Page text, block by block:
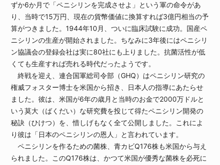
ずか6か月で「ペニシリンを完成させよ」という軍の命令があ
り、当時で15万円、現在の貨幣価値に換算すれば3億円相当の予
算がつきました。1944年10月、ついに臨床試験に成功。国産ペ
ニシリンの生産が開始されました。ちなみに3年後にはペニシリ
ン協議会の登録会社は実に80社にも上りました。抗菌活性が低
くても生産すれば売れる時代だったようです。
終戦を迎え、連合国軍総司令部（GHQ）はペニシリン研究の
権威フォスター博士を米国から招き、日本人の指導にあたらせ
ました。彼は、米国が6年の歳月と当時のお金で2000万ドルと
いう莫大（ばくだい）な研究費を投じて得たペニシリン開発の
秘訣（ひけつ）を、惜しげもなく全て公開しました。これによ
り彼は「日本のペニシリンの恩人」と言われています。
ペニシリンを作るための菌株、青カビQ176株も米国から与え
られました。このQ176株は、かつて米国が優秀な菌株を必死に